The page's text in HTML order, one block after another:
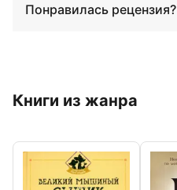
Понравилась рецензия?
Книги из жанра